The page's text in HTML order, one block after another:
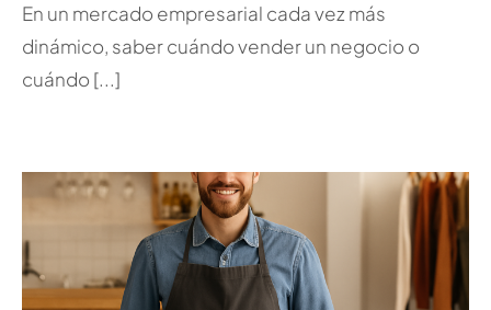
En un mercado empresarial cada vez más
dinámico, saber cuándo vender un negocio o
cuándo [...]